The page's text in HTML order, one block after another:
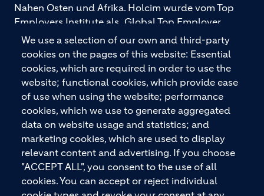
We use a selection of our own and third-party
cookies on the pages of this website: Essential
cookies, which are required in order to use the
website; functional cookies, which provide ease
of use when using the website; performance
cookies, which we use to generate aggregated
data on website usage and statistics; and
marketing cookies, which are used to display
relevant content and advertising. If you choose
"ACCEPT ALL", you consent to the use of all
cookies. You can accept or reject individual
KONTAKTIEREN SIE UNS
Nahen Osten und Afrika. Holcim wurde vom Top
Employers Institute als „Global Top Employer
2026“ ausgezeichnet. Holcim bietet hochwertige
Baustoffe und integrierte Baulösungen für den
gesamten Bauprozess – vom Fundament über den
Boden bis zu Wänden und Dächern – mit
Premiummarken wie ECOPact, ECOPlanet,
ECOCycle und Ytong.